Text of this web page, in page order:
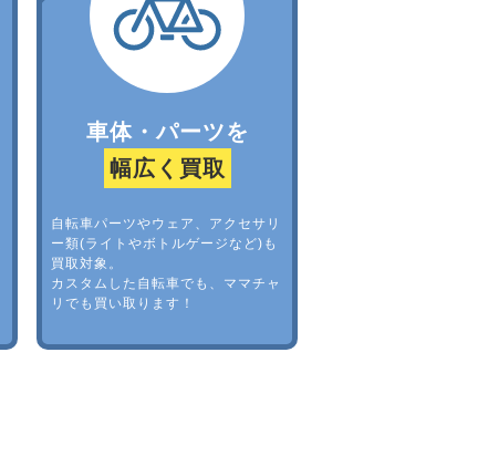
車体・パーツを
幅広く買取
自転車パーツやウェア、アクセサリ
ー類(ライトやボトルゲージなど)も
買取対象。
カスタムした自転車でも、ママチャ
リでも買い取ります！